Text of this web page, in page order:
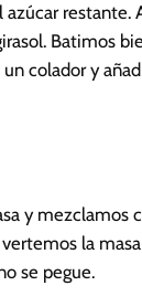
restante.
Batimos
colador y
y
la
se pegue.